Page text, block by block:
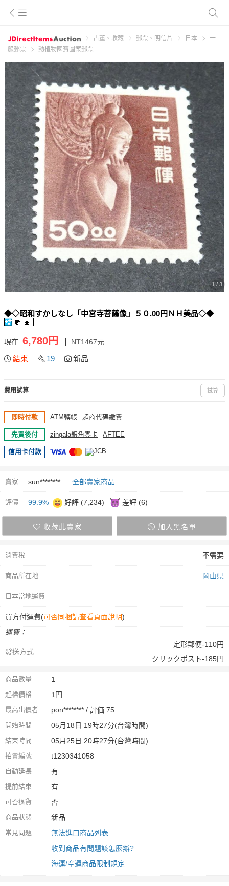
古董、收藏 郵票、明信片 日本
一
般郵票
動植物國寶圖案郵票
1 / 3
◆◇昭和すかしなし「中宮寺菩薩像」５０.00円ＮＨ美品◇◆
現在 6,780円 NT1467元
結束 19 新品
費用試算 試算
即時付款 ATM轉帳 超商代碼繳費
先買後付 zingala銀角零卡 AFTEE
信用卡付款
賣家 sun******** 全部賣家商品
評價 99.9% 好評 (7,234) 差評 (6)
收藏此賣家 加入黑名單
消費稅 不需要
商品所在地 岡山県
日本當地運費
買方付運費(可否同捆請查看頁面說明)
運費：
發送方式
定形郵便-110円
クリックポスト-185円
商品數量 1
起標價格 1円
最高出價者 pon******** / 評価:75
開始時間 05月18日 19時27分(台灣時間)
結束時間 05月25日 20時27分(台灣時間)
拍賣編號 t1230341058
自動延長 有
提前結束 有
可否退貨 否
商品狀態 新品
常見問題
無法進口商品列表
收到商品有問題該怎麼辦?
海運/空運商品限制規定